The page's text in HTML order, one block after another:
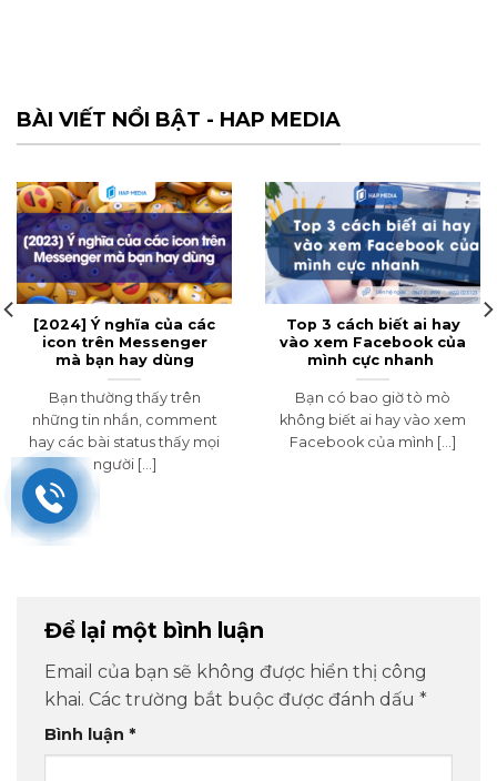
BÀI VIẾT NỔI BẬT - HAP MEDIA
[2024] Ý nghĩa của các
icon trên Messenger
mà bạn hay dùng
Bạn thường thấy trên
những tin nhắn, comment
hay các bài status thấy mọi
người [...]
Top 3 cách biết ai hay
vào xem Facebook của
mình cực nhanh
Bạn có bao giờ tò mò
không biết ai hay vào xem
Facebook của mình [...]
Để lại một bình luận
Email của bạn sẽ không được hiển thị công
khai. Các trường bắt buộc được đánh dấu *
Bình luận *